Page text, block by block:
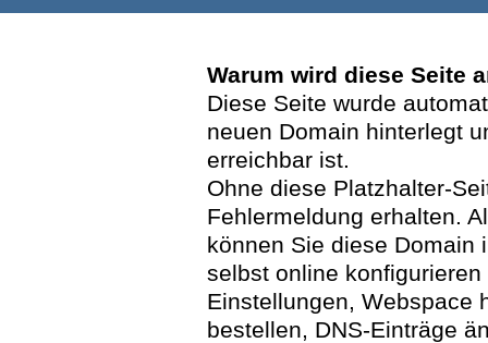
Warum wird diese Seite
Diese Seite wurde
neuen Domain hinterlegt
erreichbar ist.
Ohne diese Platzhalter-
Fehlermeldung erhalten.
können Sie diese Domain
selbst online
Einstellungen, Webspace
bestellen, DNS-Einträge